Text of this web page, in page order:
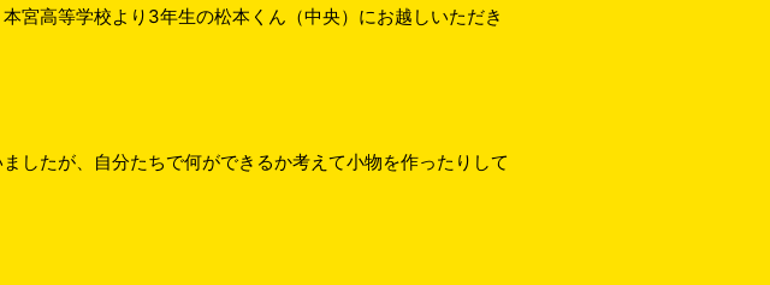
宮高等学校より3年生の松本くん（中央）にお越しいただき
したが、自分たちで何ができるか考えて小物を作ったりして